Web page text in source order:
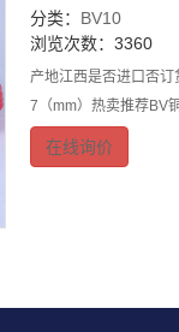
分类： BV10
浏览次数：3360
产地江西是否进口否
7（mm）热卖推荐BV
在线询价